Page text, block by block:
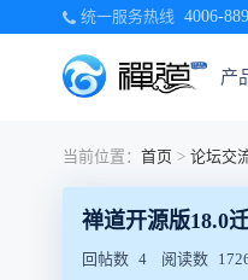
统一服务热线 4006-
产
当前位置： 首页 > 论坛交
禅道开源版18.0
回帖数 4 阅读数